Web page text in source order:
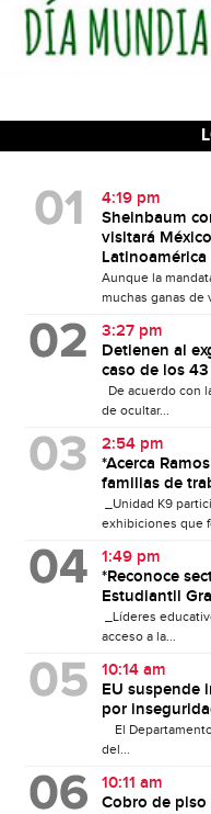
4:19 pm
Sheinbaum
visitará
Latinoamérica
Aunque la
muchas ganas de
3:27 pm
Detienen al
caso de los
De acuerdo con
de ocultar...
2:54 pm
*Acerca
familias de
_Unidad K9
exhibiciones que
1:49 pm
*Reconoce
Estudiantil
_Líderes
acceso a la...
10:14 am
EU suspende
por
El
del...
10:11 am
Cobro de